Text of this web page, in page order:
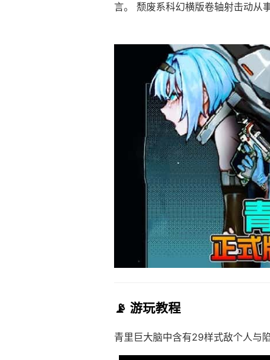
言。 颓废系科幻横版卷轴射击动从
📡 游玩教程
青里巨大脑中含有29样式敌个人与陷